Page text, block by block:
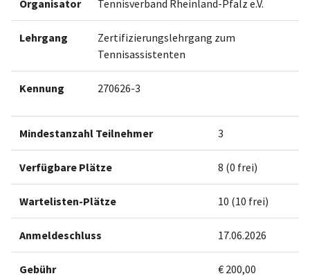
Organisator Tennisverband Rheinland-Pfalz e.V.
Lehrgang
Zertifizierungslehrgang zum
Tennisassistenten
Kennung 270626-3
Mindestanzahl Teilnehmer 3
Verfügbare Plätze 8 (0 frei)
Wartelisten-Plätze 10 (10 frei)
Anmeldeschluss 17.06.2026
Gebühr € 200,00